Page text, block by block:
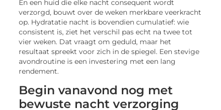
verzorgd, bouwt over de weken merkbare veerkracht
op. Hydratatie nacht is bovendien cumulatief: wie
consistent is, ziet het verschil pas echt na twee tot
vier weken. Dat vraagt om geduld, maar het
resultaat spreekt voor zich in de spiegel. Een stevige
avondroutine is een investering met een lang
rendement.
Begin vanavond nog met
bewuste nacht verzorging